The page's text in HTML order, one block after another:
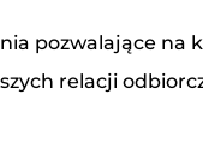
pozwalające na
relacji